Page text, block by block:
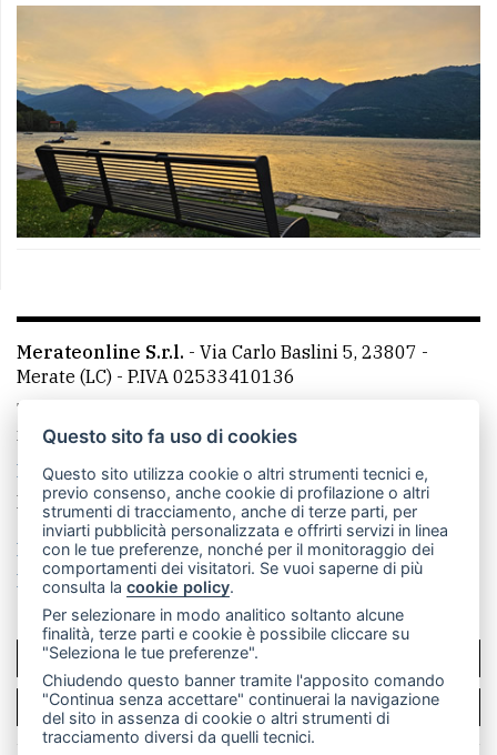
Merateonline S.r.l. - Via Carlo Baslini 5, 23807 -
Merate (LC) - P.IVA 02533410136
Telefono:
mail: redazione@leccoonline.com
La redazione
MerateOnline CasateOnline
RSS
Made by VIP
Privacy policy
Cookie policy
Rivedi le tue scelte sui cookie
SCRIVICI
PER LA TUA PUBBLICITÀ
Questo sito fa uso di cookies
Questo sito utilizza cookie o altri strumenti tecnici e,
previo consenso, anche cookie di profilazione o altri
strumenti di tracciamento, anche di terze parti, per
inviarti pubblicità personalizzata e offrirti servizi in linea
con le tue preferenze, nonché per il monitoraggio dei
comportamenti dei visitatori. Se vuoi saperne di più
consulta lacookie policy.
Per selezionare in modo analitico soltanto alcune
finalità, terze parti e cookie è possibile cliccare su
"Seleziona le tue preferenze".
Chiudendo questo banner tramite l'apposito comando
"Continua senza accettare" continuerai la navigazione
del sito in assenza di cookie o altri strumenti di
tracciamento diversi da quelli tecnici.